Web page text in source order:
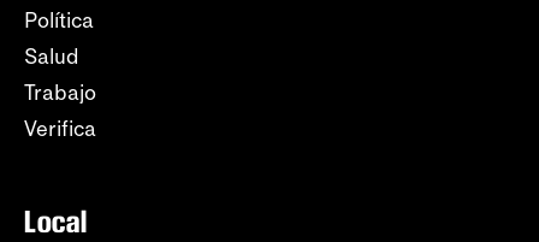
Política
Salud
Trabajo
Verifica
Local